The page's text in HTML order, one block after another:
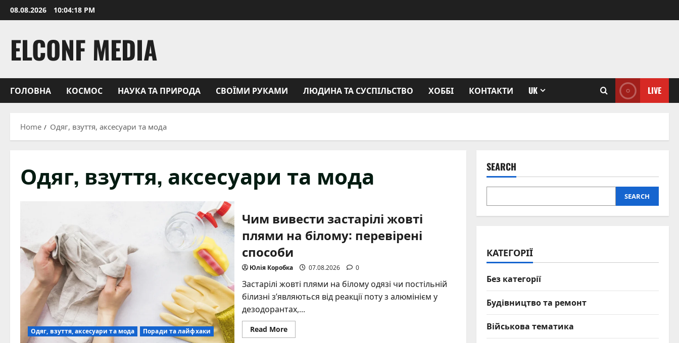
Skip
to
08.08.2026 10:04:19 PM
ELCONF MEDIA
ГОЛОВНА КОСМОС НАУКА ТА ПРИРОДА СВОЇМИ РУКАМИ ЛЮДИНА ТА СУСПІЛЬСТВО ХОББІ КОНТАКТИ UK LIVE
Home Одяг, взуття, аксесуари та мода
Одяг, взуття, аксесуари та мода
Одяг, взуття, аксесуари та мода Поради та лайфхаки
Чим вивести застарілі жовті
плями на білому: перевірені
способи
Юлія Коробка 07.08.2026 0
Застарілі жовті плями на білому одязі чи постільній
білизні з’являються від реакції поту з алюмінієм у
дезодорантах,...
Read MoreRead
more
SEARCH
SEARCH
КАТЕГОРІЇ
Без категорії
Будівництво та ремонт
Військова тематика